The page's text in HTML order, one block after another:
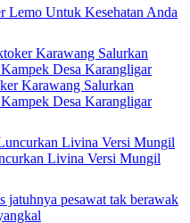
Lemo Untuk Kesehatan Anda
Karawang Salurkan
Desa Karangligar
Livina Versi Mungil